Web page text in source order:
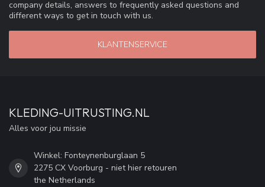
company details, answers to frequently asked questions and
different ways to get in touch with us.
KLANTENSERVICE
KLEDING-UITRUSTING.NL
Alles voor jou missie
Winkel: Fonteynenburglaan 5
2275 CX Voorburg - niet hier retouren
the Netherlands